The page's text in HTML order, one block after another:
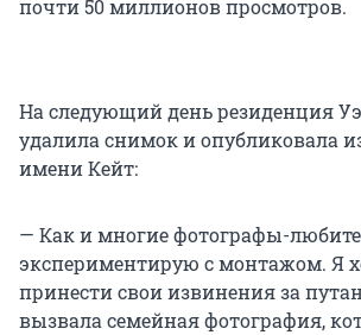
почти 50 миллионов просмотров.
На следующий день резиденция
удалила снимок и опубликовала
имени Кейт:
— Как и многие фотографы-
экспериментирую с монтажом. Я
принести свои извинения за
вызвала семейная фотография,